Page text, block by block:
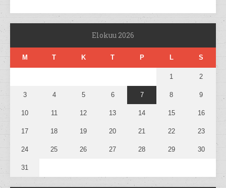
Elokuu 2026
M T K T P L S
1 2
3 4 5 6 7 8 9
10 11 12 13 14 15 16
17 18 19 20 21 22 23
24 25 26 27 28 29 30
31